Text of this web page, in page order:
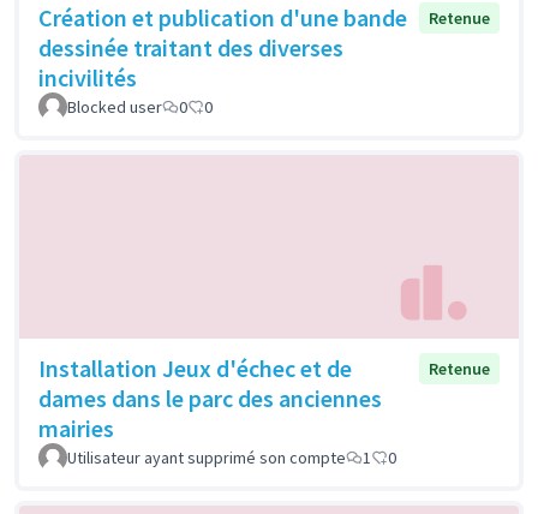
Création et publication d'une bande
dessinée traitant des diverses
incivilités
Retenue
Blocked user 0 0
Installation Jeux d'échec et de
dames dans le parc des anciennes
mairies
Retenue
Utilisateur ayant supprimé son compte 1 0